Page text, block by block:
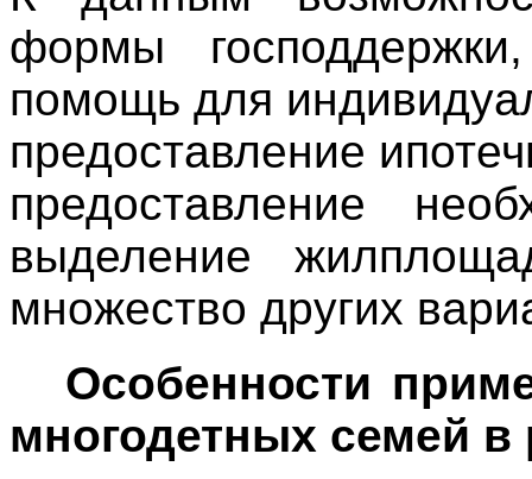
формы
помощь для
предоставление
предоставление
выделение
множество других
Особенности
многодетных семей в